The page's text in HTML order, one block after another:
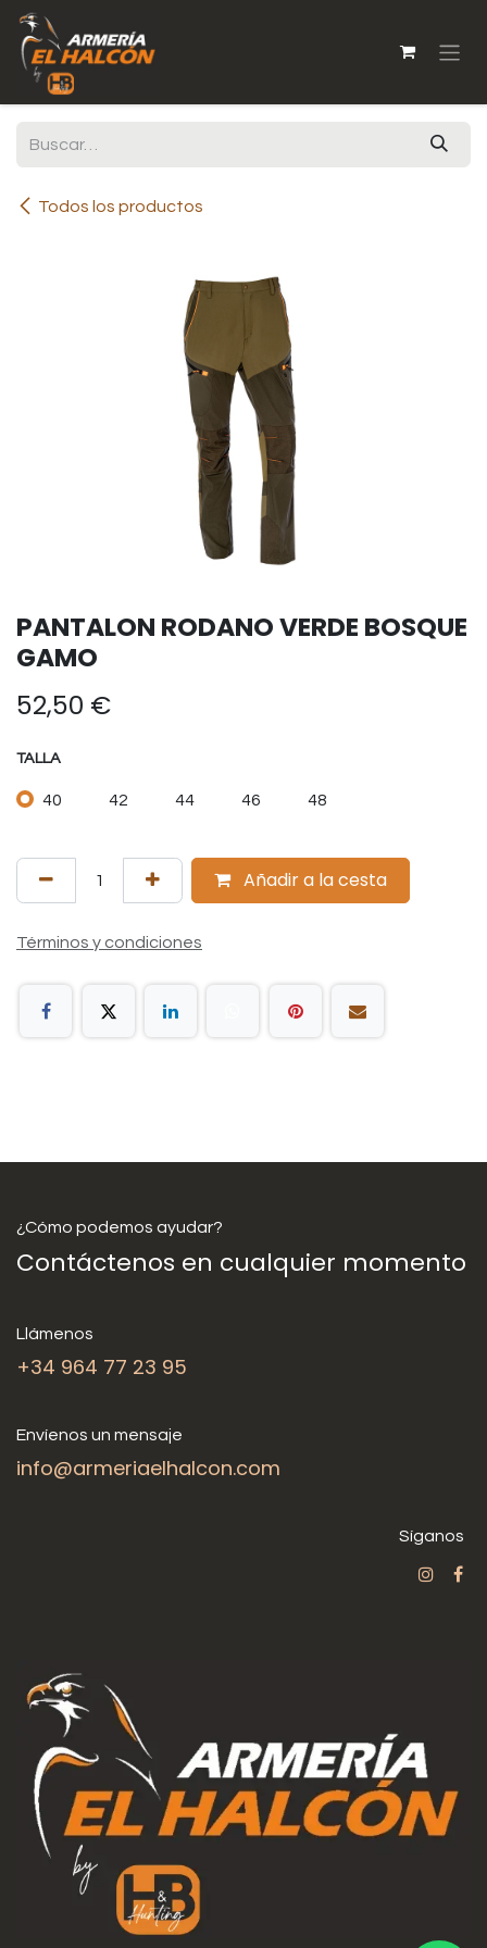
Ir al contenido
Todos los productos
PANTALON RODANO VERDE BOSQUE
GAMO
52,50 €
TALLA
40 42 44 46 48
Añadir a la cesta
Términos y condiciones
¿Cómo podemos ayudar?
Contáctenos en cualquier momento
Llámenos
+34 964 77 23 95
Envíenos un mensaje
info@armeriaelhalcon.com
Síganos